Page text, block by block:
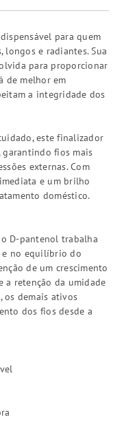
para quem
longos e radiantes. Sua
para proporcionar
de melhor em
a integridade dos
este finalizador
fios mais
externas. Com
e um brilho
doméstico.
D-pantenol trabalha
no equilíbrio do
de um crescimento
a retenção da umidade
os demais ativos
dos fios desde a